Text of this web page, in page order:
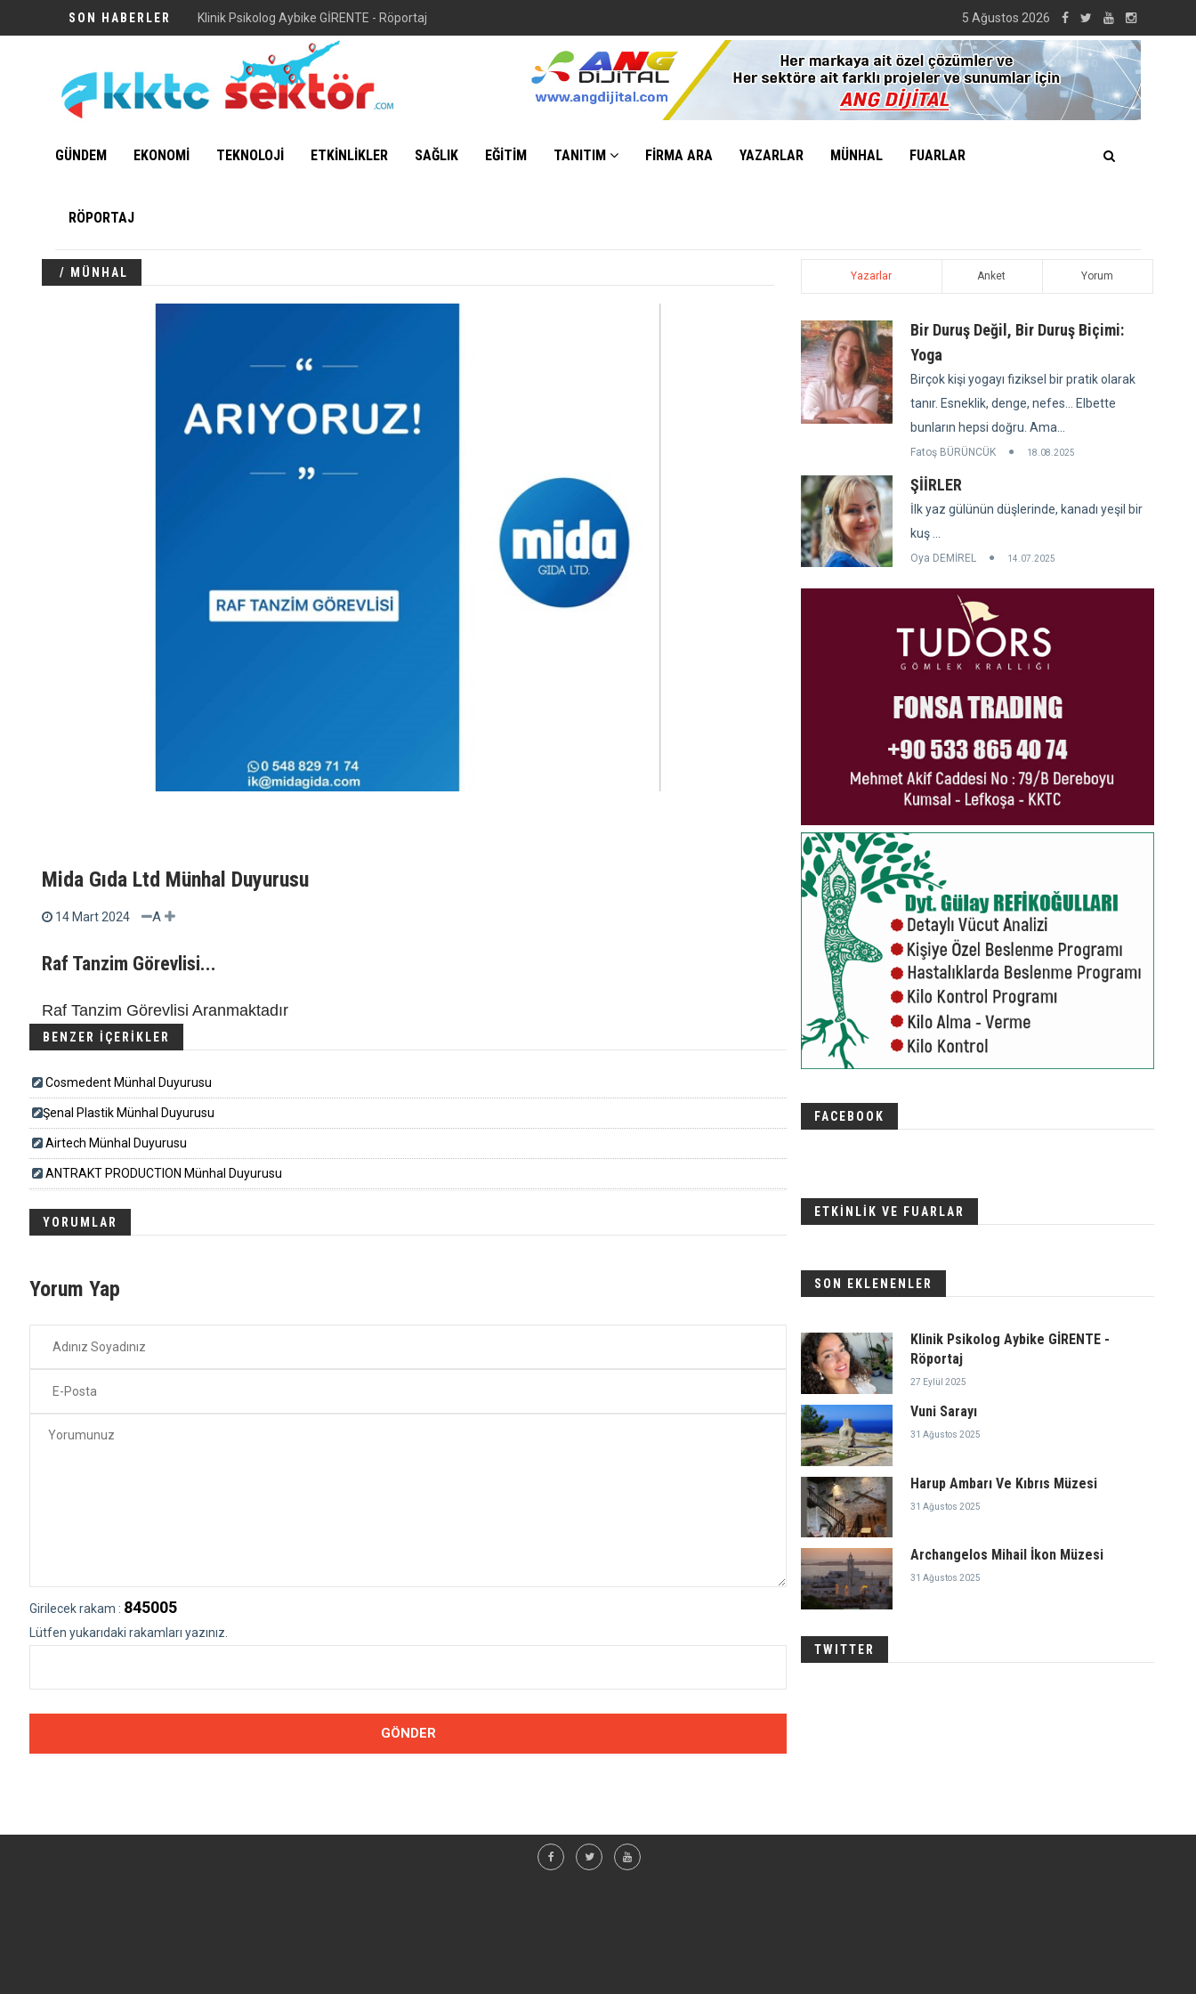
SON HABERLER Klinik Psikolog Aybike GİRENTE - Röportaj 5 Ağustos 2026
GÜNDEM EKONOMİ TEKNOLOJİ ETKİNLİKLER SAĞLIK EĞİTİM TANITIM FİRMA ARA YAZARLAR MÜNHAL FUARLAR
RÖPORTAJ
/ MÜNHAL
Mida Gıda Ltd Münhal Duyurusu
14 Mart 2024 A
Raf Tanzim Görevlisi...
Raf Tanzim Görevlisi Aranmaktadır
BENZER İÇERİKLER
Cosmedent Münhal Duyurusu
​​​Şenal Plastik Münhal Duyurusu
Airtech Münhal Duyurusu
ANTRAKT PRODUCTION Münhal Duyurusu
YORUMLAR
Yorum Yap
Girilecek rakam : 845005
Lütfen yukarıdaki rakamları yazınız.
Yazarlar Anket Yorum
Bir Duruş Değil, Bir Duruş Biçimi:
Yoga
Birçok kişi yogayı fiziksel bir pratik olarak
tanır. Esneklik, denge, nefes... Elbette
bunların hepsi doğru. Ama...
Fatoş BÜRÜNCÜK 18.08.2025
ŞİİRLER
İlk yaz gülünün düşlerinde, kanadı yeşil bir
kuş ...
Oya DEMİREL 14.07.2025
FACEBOOK
ETKİNLİK VE FUARLAR
SON EKLENENLER
Klinik Psikolog Aybike GİRENTE -
Röportaj
27 Eylül 2025
Vuni Sarayı
31 Ağustos 2025
Harup Ambarı Ve Kıbrıs Müzesi
31 Ağustos 2025
Archangelos Mihail İkon Müzesi
31 Ağustos 2025
TWITTER